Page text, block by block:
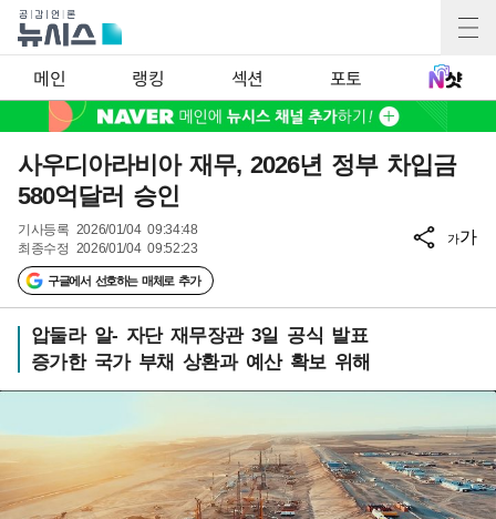
메인 랭킹 섹션 포토
사우디아라비아 재무, 2026년 정부 차입금
580억달러 승인
기사등록 2026/01/04 09:34:48
최종수정 2026/01/04 09:52:23
구글에서 선호하는 매체로 추가
가가
압둘라 알- 자단 재무장관 3일 공식 발표
증가한 국가 부채 상환과 예산 확보 위해